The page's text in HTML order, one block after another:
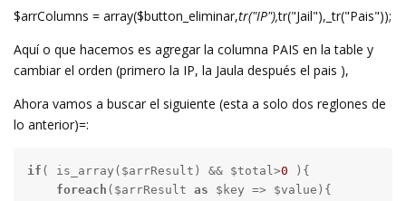
$arrColumns = array($button_eliminar,tr("IP"),tr("Jail"),_tr("Pais"));
Aquí o que hacemos es agregar la columna PAIS en la table y
cambiar el orden (primero la IP, la Jaula después el pais ),
Ahora vamos a buscar el siguiente (esta a solo dos reglones de
lo anterior)=:
if ( is_array($arrResult) && $total>0 ){
foreach ($arrResult as $key => $value){